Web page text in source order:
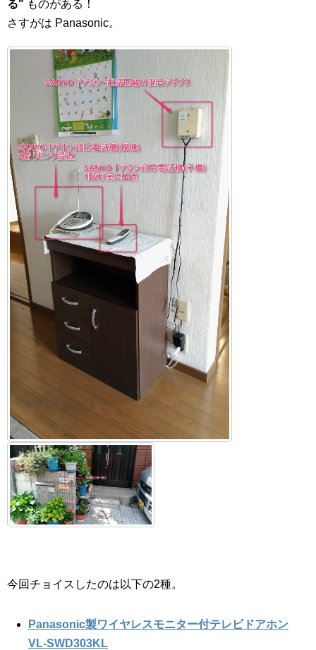
る" ものがある！
さすがは Panasonic。
今回チョイスしたのは以下の2種。
Panasonic製ワイヤレスモニター付テレビドアホン
VL-SWD303KL